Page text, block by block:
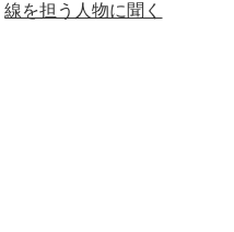
線を担う人物に聞く